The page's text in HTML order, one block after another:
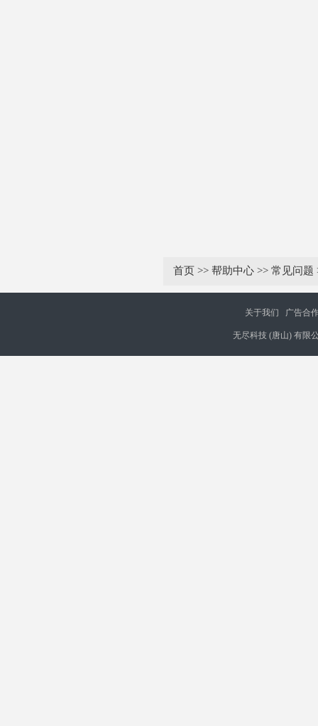
首页 >> 帮助中心 >> 常见问题
关于我们 广告合
无尽科技 (唐山) 有限